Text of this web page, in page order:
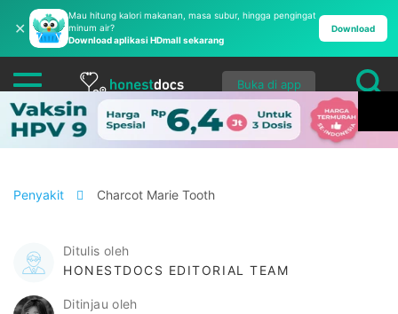
✕
Mau hitung kalori makanan, masa subur, hingga pengingat
minum air?
Download aplikasi HDmall sekarang
Download
Buka di app
Penyakit Charcot Marie Tooth
Ditulis oleh
HONESTDOCS EDITORIAL TEAM
Ditinjau oleh